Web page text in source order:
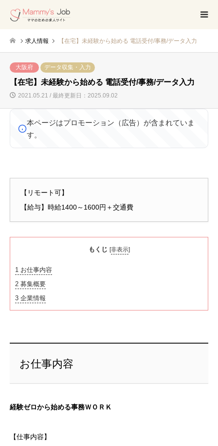
求人情報 【在宅】未経験から始める 電話受付/事務/データ入力
大阪府 データ収集・入力
【在宅】未経験から始める 電話受付/事務/データ入力
2021.05.21 / 最終更新日：2025.09.02
本ページはプロモーション（広告）が含まれていま
す。
【リモート可】
【給与】時給1400～1600円＋交通費
もくじ [非表示]
1 お仕事内容
2 募集概要
3 企業情報
お仕事内容
経験ゼロから始める事務ＷＯＲＫ
【仕事内容】